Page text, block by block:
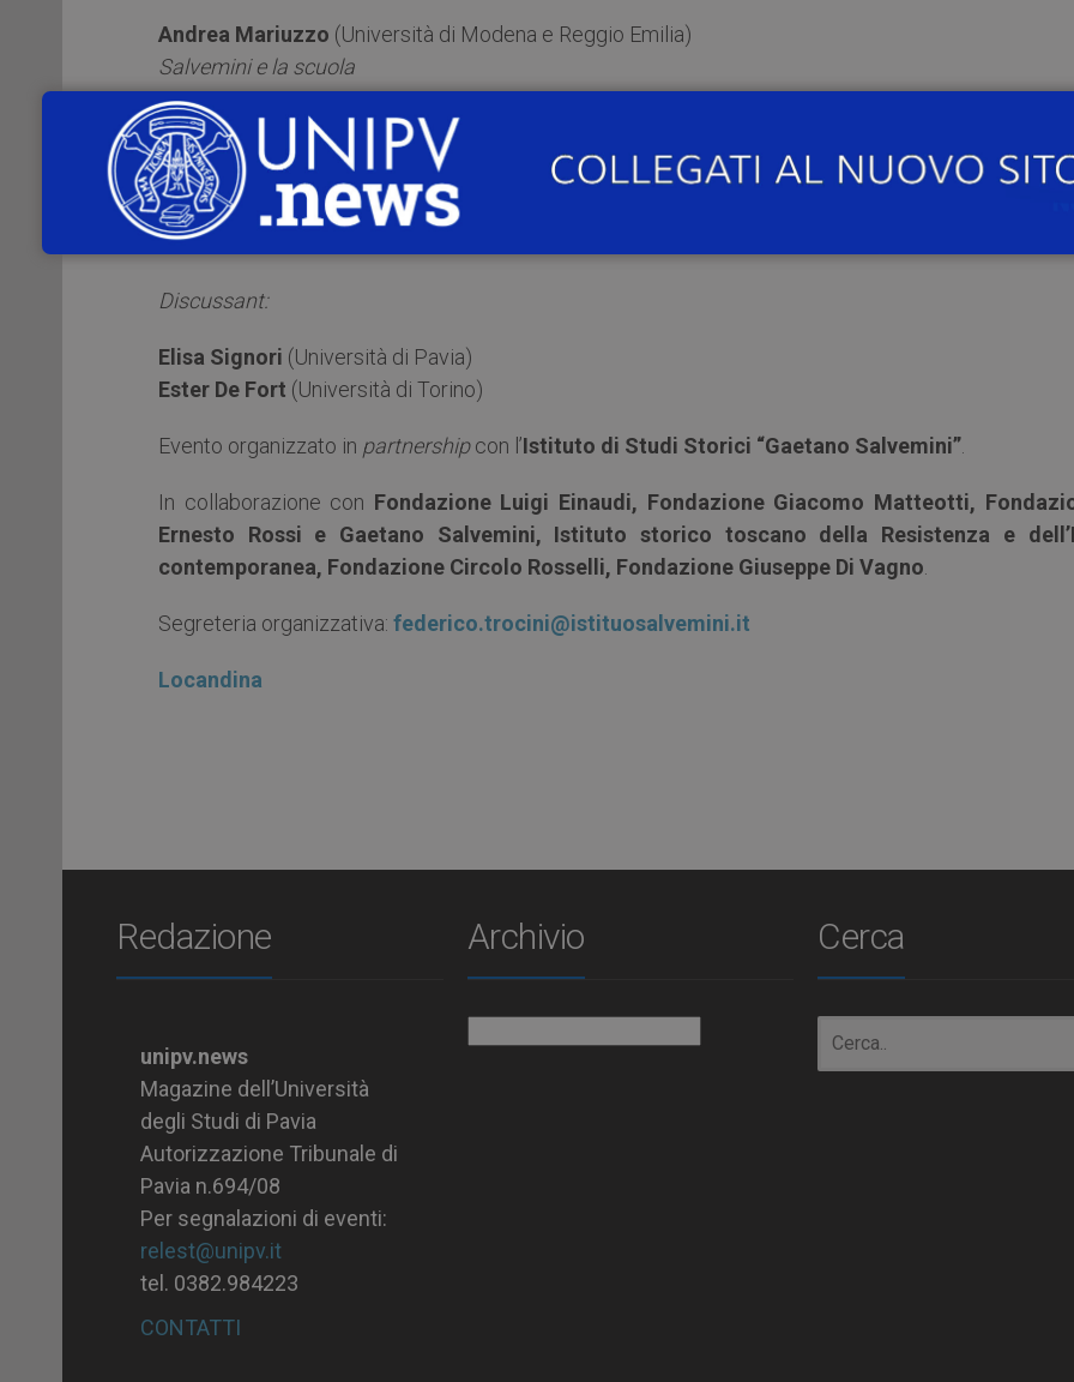
Andrea Mariuzzo (Università di Modena e Reggio Emilia)
Salvemini e la scuola
Andrea Riccardi(Università di Milano)
Salvemini e il socialismo
Alberto Guasco (CNR di Milano)
Salvemini e il mondo cattolico
Discussant:
Elisa Signori (Università di Pavia)
Ester De Fort (Università di Torino)
Evento organizzato in partnershipcon l’Istituto di Studi Storici “Gaetano Salvemini”
In collaborazione con Fondazione Luigi Einaudi, Fondazione Giacomo Matteotti,
Ernesto Rossi e Gaetano Salvemini, Istituto storico toscano della Resistenza e
contemporanea, Fondazione Circolo Rosselli, Fondazione Giuseppe Di Vagno
Segreteria organizzativa: federico.trocini@istituosalvemini.it
Locandina
Redazione
unipv.news
Magazine dell’Università
degli Studi di Pavia
Autorizzazione Tribunale di
Pavia n.694/08
Per segnalazioni di eventi:
relest@unipv.it
tel. 0382.984223
CONTATTI
Archivio Cerca